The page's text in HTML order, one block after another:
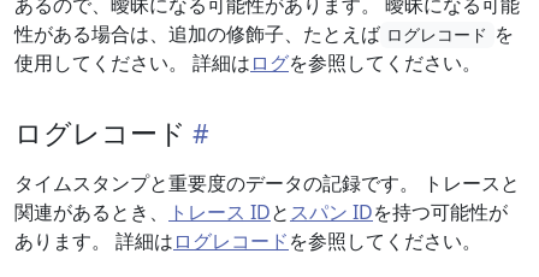
性がある場合は、追加の修飾子、たとえば ログレコード
を
使用してください。 詳細はログを参照してください。
ログレコード
タイムスタンプと重要度のデータの記録です。 トレースと
関連があるとき、
トレース IDとスパン IDを持つ可能性が
あります。 詳細はログレコードを参照してください。